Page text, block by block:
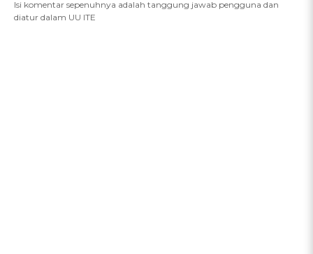
Isi komentar sepenuhnya adalah tanggung jawab pengguna dan
diatur dalam UU ITE